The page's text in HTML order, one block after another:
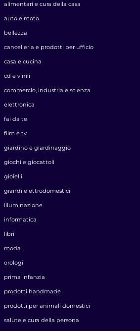
alimentari e cura della casa
auto e moto
bellezza
cancelleria e prodotti per ufficio
casa e cucina
cd e vinili
commercio, industria e scienza
elettronica
fai da te
film e tv
giardino e giardinaggio
giochi e giocattoli
gioielli
grandi elettrodomestici
illuminazione
informatica
libri
moda
orologi
prima infanzia
prodotti handmade
prodotti per animali domestici
salute e cura della persona